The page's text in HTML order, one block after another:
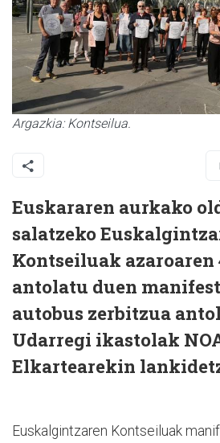
Argazkia: Kontseilua.
Euskararen aurkako
salatzeko
Kontseiluak azaroaren
antolatu duen
autobus zerbitzua
Udarregi ikastolak
Elkartearekin
Euskalgintzaren Kontseiluak